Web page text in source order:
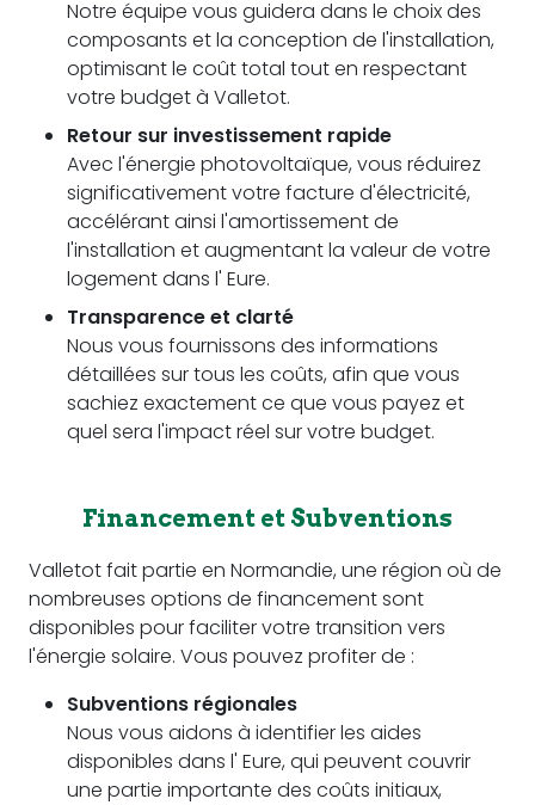
Notre équipe vous guidera dans le choix des
composants et la conception de l'installation,
optimisant le coût total tout en respectant
votre budget à Valletot.
Retour sur investissement rapide
Avec l'énergie photovoltaïque, vous réduirez
significativement votre facture d'électricité,
accélérant ainsi l'amortissement de
l'installation et augmentant la valeur de votre
logement dans l' Eure.
Transparence et clarté
Nous vous fournissons des informations
détaillées sur tous les coûts, afin que vous
sachiez exactement ce que vous payez et
quel sera l'impact réel sur votre budget.
Financement et Subventions
Valletot fait partie en Normandie, une région où de
nombreuses options de financement sont
disponibles pour faciliter votre transition vers
l'énergie solaire. Vous pouvez profiter de :
Subventions régionales
Nous vous aidons à identifier les aides
disponibles dans l' Eure, qui peuvent couvrir
une partie importante des coûts initiaux,